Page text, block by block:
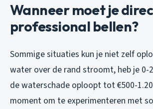
Wanneer moet je
professional bellen?
Sommige situaties kun je niet zelf
water over de rand stroomt, heb je 0-
de waterschade oploopt tot €500-
moment om te experimenteren met